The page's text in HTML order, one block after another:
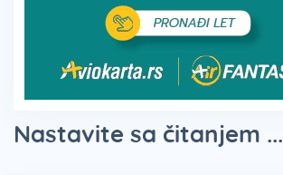
Nastavite sa čitanjem ...